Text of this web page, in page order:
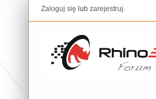
Zaloguj się lub zarejestruj.